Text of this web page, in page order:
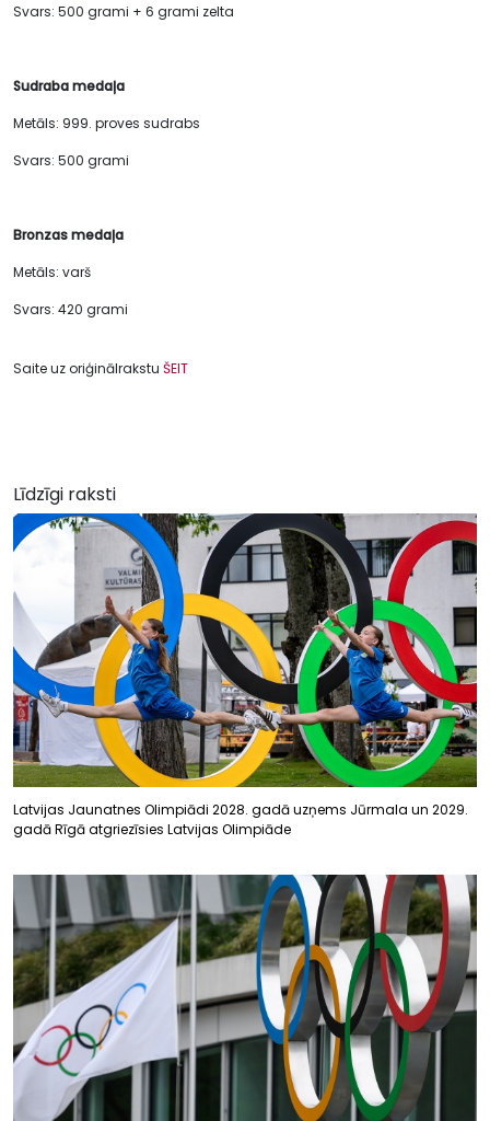
Svars: 500 grami + 6 grami zelta
Sudraba medaļa
Metāls: 999. proves sudrabs
Svars: 500 grami
Bronzas medaļa
Metāls: varš
Svars: 420 grami
Saite uz oriģinālrakstu ŠEIT
Līdzīgi raksti
Latvijas Jaunatnes Olimpiādi 2028. gadā uzņems Jūrmala un 2029.
gadā Rīgā atgriezīsies Latvijas Olimpiāde